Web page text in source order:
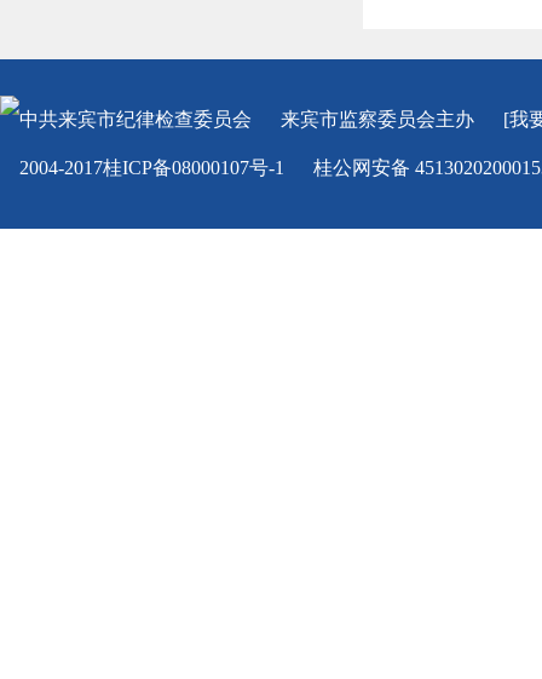
中共来宾市纪律检查委员会 来宾市监察委员会主办 [我
2004-2017桂ICP备08000107号-1 桂公网安备